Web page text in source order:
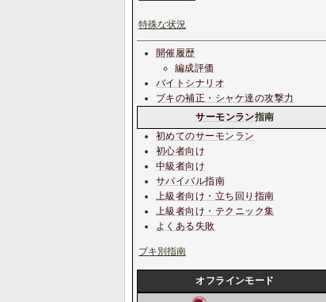
特殊な状況
開催履歴
編成評価
バイトシナリオ
ブキの補正・シャケ達の攻撃力
サーモンラン指南
初めてのサーモンラン
初心者向け
中級者向け
サバイバル指南
上級者向け・立ち回り指南
上級者向け・テクニック集
よくある失敗
ブキ別指南
オフラインモード